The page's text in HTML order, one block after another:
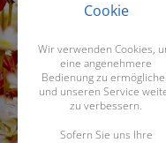
Cookie
Wir verwenden Cookies,
eine angenehmere
Bedienung zu
und unseren Service
zu verbessern.
Sofern Sie uns Ihre